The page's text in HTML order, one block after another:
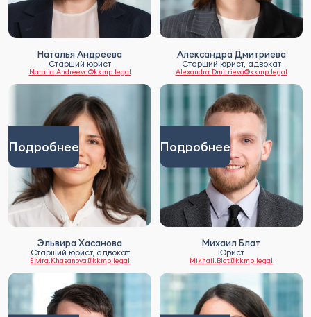
Наталья Андреева
Старший юрист
Natalia.Andreeva@kkmp.legal
Александра Дмитриева
Старший юрист, адвокат
Alexandra.Dmitrieva@kkmp.legal
Подробнее
Эльвира Хасанова
Старший юрист, адвокат
Elvira.Khasanova@kkmp.legal
Подробнее
Михаил Блат
Юрист
Mikhail.Blat@kkmp.legal